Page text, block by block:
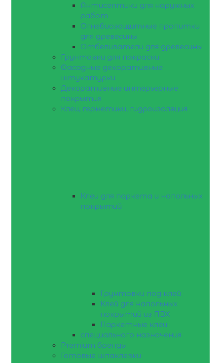
Антисептики для наружных
работ
Огнебиозащитные пропитки
для древесины
Отбеливатели для древесины
Грунтовки для покраски
Фасадные декоративные
штукатурки
Декоративные интерьерные
покрытия
Клеи, герметики, гидроизоляция
Клеи для паркета и напольных
покрытий
Грунтовки под клей
Клей для напольных
покрытий из ПВХ
Паркетные клеи
специального назначения
Premium бренды
Готовые шпаклевки